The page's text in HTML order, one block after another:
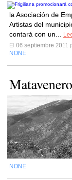
la Asociación de
Artistas del
contará con un...
El 06 septiembre 2011
NONE
NONE